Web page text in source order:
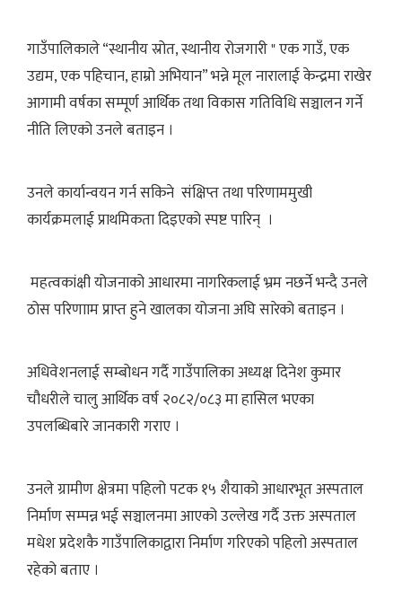
गाउँपालिकाले “स्थानीय स्रोत, स्थानीय रोजगारी " एक गाउँ, एक
उद्यम, एक पहिचान, हाम्रो अभियान” भन्ने मूल नारालाई केन्द्रमा राखेर
आगामी वर्षका सम्पूर्ण आर्थिक तथा विकास गतिविधि सञ्चालन गर्ने
नीति लिएको उनले बताइन ।
उनले कार्यान्वयन गर्न सकिने संक्षिप्त तथा परिणाममुखी
कार्यक्रमलाई प्राथमिकता दिइएको स्पष्ट पारिन् ।
महत्वकांक्षी योजनाको आधारमा नागरिकलाई भ्रम नछर्ने भन्दै उनले
ठोस परिणााम प्राप्त हुने खालका योजना अघि सारेको बताइन ।
अधिवेशनलाई सम्बोधन गर्दै गाउँपालिका अध्यक्ष दिनेश कुमार
चौधरीले चालु आर्थिक वर्ष २०८२/०८३ मा हासिल भएका
उपलब्धिबारे जानकारी गराए ।
उनले ग्रामीण क्षेत्रमा पहिलो पटक १५ शैयाको आधारभूत अस्पताल
निर्माण सम्पन्न भई सञ्चालनमा आएको उल्लेख गर्दै उक्त अस्पताल
मधेश प्रदेशकै गाउँपालिकाद्वारा निर्माण गरिएको पहिलो अस्पताल
रहेको बताए ।